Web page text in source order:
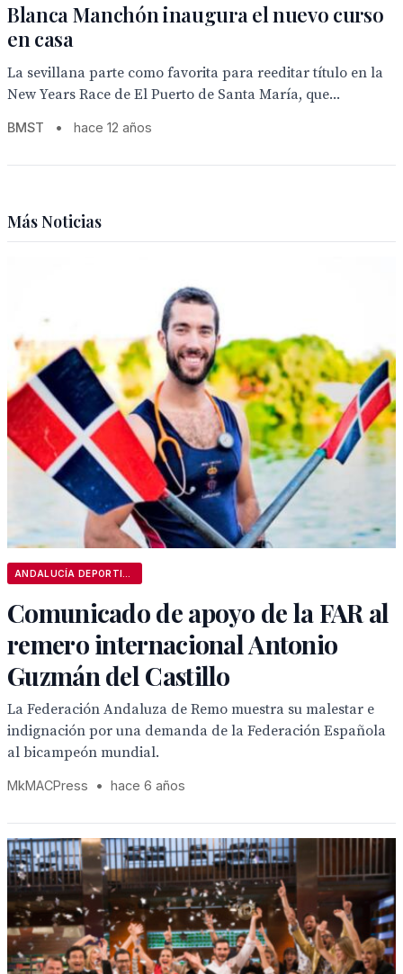
Blanca Manchón inaugura el nuevo curso
en casa
La sevillana parte como favorita para reeditar título en la
New Years Race de El Puerto de Santa María, que...
BMST • hace 12 años
Más Noticias
Comunicado de apoyo de la FAR al
remero internacional Antonio
Guzmán del Castillo
La Federación Andaluza de Remo muestra su malestar e
indignación por una demanda de la Federación Española
al bicampeón mundial.
MkMACPress • hace 6 años